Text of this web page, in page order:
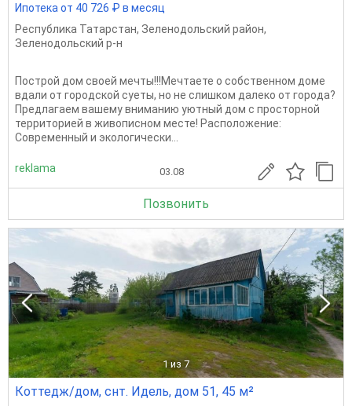
Ипотека от 40 726 ₽ в месяц
Республика Татарстан, Зеленодольский район,
Зеленодольский р-н
Построй дом своей мечты!!!Мечтаете о собственном доме
вдали от городской суеты, но не слишком далеко от города?
Предлагаем вашему вниманию уютный дом с просторной
территорией в живописном месте! Расположение:
Современный и экологически...
reklama 03.08
Позвонить
1 из 7
Коттедж/дом, снт. Идель, дом 51, 45 м²